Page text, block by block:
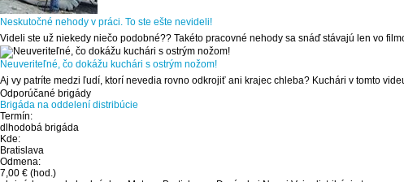
Neskutočné nehody v práci. To ste ešte nevideli!
Videli ste už niekedy niečo podobné?? Takéto pracovné nehody sa snáď stávajú len vo
Neuveriteľné, čo dokážu kuchári s ostrým nožom!
Aj vy patríte medzi ľudí, ktorí nevedia rovno odkrojiť ani krajec chleba? Kuchári v tomto
Odporúčané brigády
Brigáda na oddelení distribúcie
Termín:
dlhodobá brigáda
Kde:
Bratislava
Odmena:
7,00 € (hod.)